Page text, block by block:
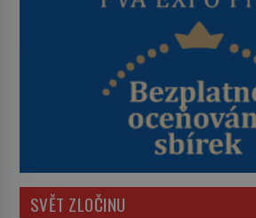
SVĚT ZLOČINU